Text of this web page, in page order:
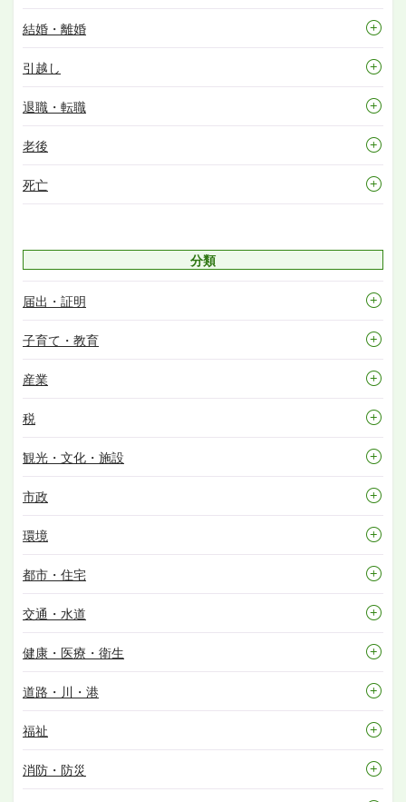
結婚・離婚
引越し
退職・転職
老後
死亡
分類
届出・証明
子育て・教育
産業
税
観光・文化・施設
市政
環境
都市・住宅
交通・水道
健康・医療・衛生
道路・川・港
福祉
消防・防災